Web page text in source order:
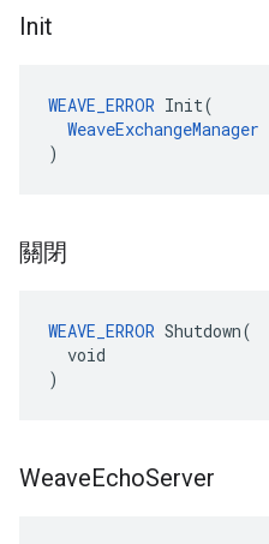
Init
WEAVE_ERROR Init(
WeaveExchangeManager
)
關閉
WEAVE_ERROR Shutdown(
  void
)
WeaveEchoServer